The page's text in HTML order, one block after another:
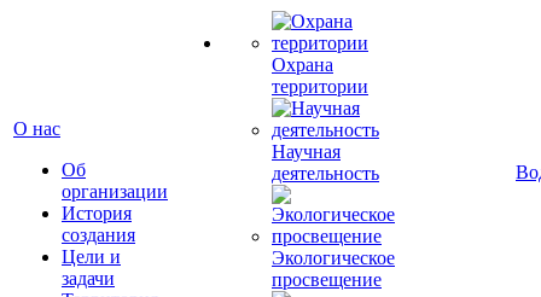
О нас
Об
организации
История
создания
Цели и
задачи
Охрана
территории
Научная
деятельность
Экологическое
просвещение